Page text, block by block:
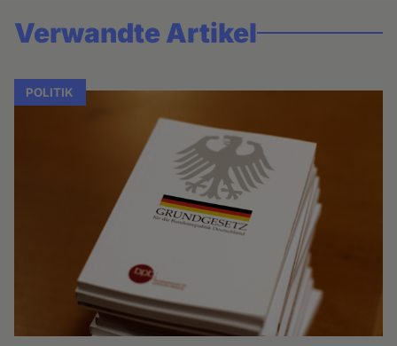
Verwandte Artikel
POLITIK